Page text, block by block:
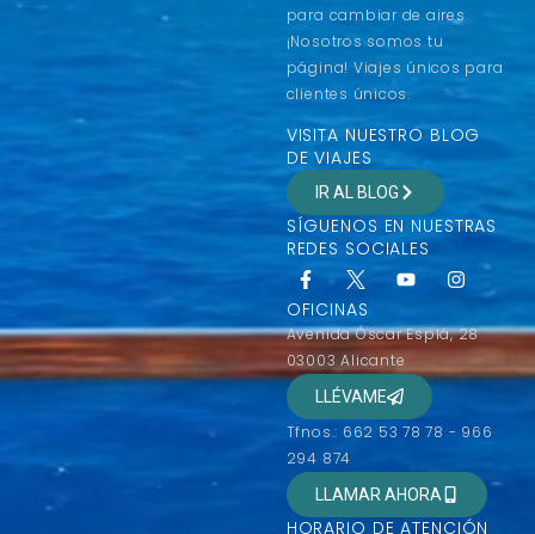
para cambiar de aires
¡Nosotros somos tu
página! Viajes únicos para
clientes únicos.
VISITA NUESTRO BLOG
DE VIAJES
IR AL BLOG
SÍGUENOS EN NUESTRAS
REDES SOCIALES
OFICINAS
Avenida Óscar Esplá, 28
03003 Alicante
LLÉVAME
Tfnos.: 662 53 78 78 - 966
294 874
LLAMAR AHORA
HORARIO DE ATENCIÓN